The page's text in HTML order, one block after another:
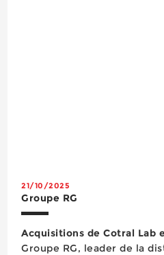
21/10/2025
Groupe RG
Acquisitions de Cotral Lab
Groupe RG, leader de la